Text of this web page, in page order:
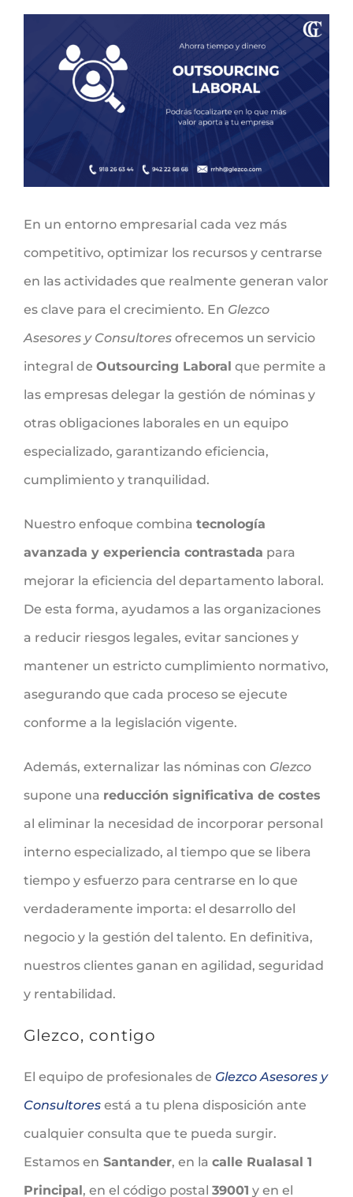
imagen
más
En un entorno empresarial cada vez más
competitivo, optimizar los recursos y centrarse
en las actividades que realmente generan valor
es clave para el crecimiento. En Glezco
Asesores y Consultores ofrecemos un servicio
integral de Outsourcing Laboral que permite a
las empresas delegar la gestión de nóminas y
otras obligaciones laborales en un equipo
especializado, garantizando eficiencia,
cumplimiento y tranquilidad.
Nuestro enfoque combina tecnología
avanzada y experiencia contrastada para
mejorar la eficiencia del departamento laboral.
De esta forma, ayudamos a las organizaciones
a reducir riesgos legales, evitar sanciones y
mantener un estricto cumplimiento normativo,
asegurando que cada proceso se ejecute
conforme a la legislación vigente.
Además, externalizar las nóminas con Glezco
supone una reducción significativa de costes
al eliminar la necesidad de incorporar personal
interno especializado, al tiempo que se libera
tiempo y esfuerzo para centrarse en lo que
verdaderamente importa: el desarrollo del
negocio y la gestión del talento. En definitiva,
nuestros clientes ganan en agilidad, seguridad
y rentabilidad.
Glezco, contigo
El equipo de profesionales de Glezco Asesores y
Consultores está a tu plena disposición ante
cualquier consulta que te pueda surgir.
Estamos en Santander, en la calle Rualasal 1
Principal, en el código postal 39001 y en el